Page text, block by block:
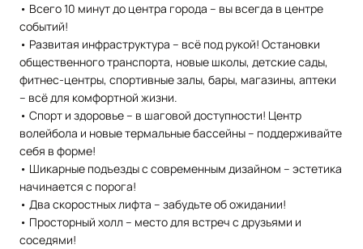
• Всего 10 минут до центра города – вы всегда в центре
событий!
• Развитая инфраструктура – всё под рукой! Остановки
общественного транспорта, новые школы, детские сады,
фитнес-центры, спортивные залы, бары, магазины, аптеки
– всё для комфортной жизни.
• Спорт и здоровье – в шаговой доступности! Центр
волейбола и новые термальные бассейны – поддерживайте
себя в форме!
• Шикарные подъезды с современным дизайном – эстетика
начинается с порога!
• Два скоростных лифта – забудьте об ожидании!
• Просторный холл – место для встреч с друзьями и
соседями!